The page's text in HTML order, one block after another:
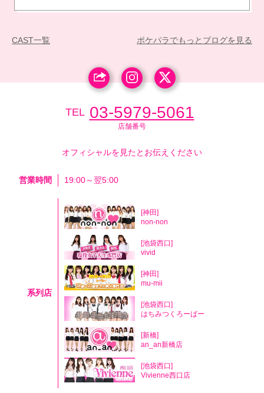
ポケパラでもっとブログを見る
CAST一覧
TEL 03-5979-5061
店舗番号
オフィシャルを見たとお伝えください
営業時間 19:00～翌5:00
系列店
[神田]
non-non
[池袋西口]
vivid
[神田]
mu-mii
[池袋西口]
はちみつくろーばー
[新橋]
an_an新橋店
[池袋西口]
Vivienne西口店